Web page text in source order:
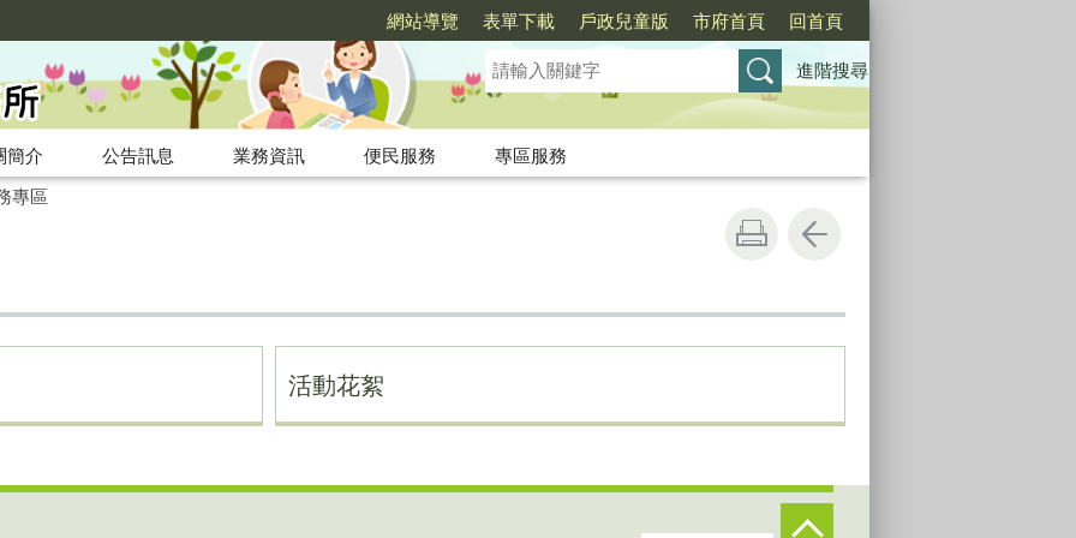
網站導覽 表單下載 戶政兒童版 市府首頁 回首頁
進階搜尋
簡介 公告訊息 業務資訊 便民服務
專區服務
專區
活動花絮